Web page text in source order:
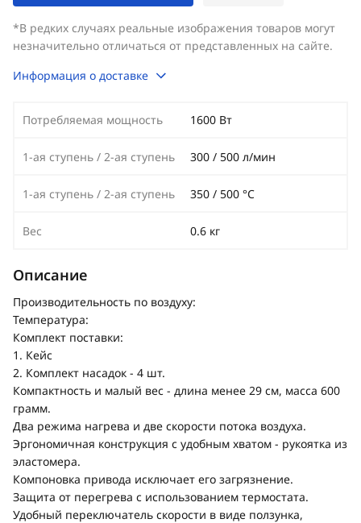
*В редких случаях реальные изображения товаров могут
незначительно отличаться от представленных на сайте.
Информация о доставке
Потребляемая мощность 1600 Вт
1-ая ступень / 2-ая ступень 300 / 500 л/мин
1-ая ступень / 2-ая ступень 350 / 500 °C
Вес 0.6 кг
Описание
Производительность по воздуху:
Температура:
Комплект поставки:
1. Кейс
2. Комплект насадок - 4 шт.
Компактность и малый вес - длина менее 29 см, масса 600
грамм.
Два режима нагрева и две скорости потока воздуха.
Эргономичная конструкция с удобным хватом - рукоятка из
эластомера.
Компоновка привода исключает его загрязнение.
Защита от перегрева с использованием термостата.
Удобный переключатель скорости в виде ползунка,